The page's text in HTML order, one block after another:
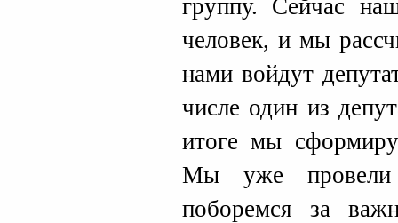
группу. Сейчас
человек, и мы
нами войдут
числе один из
итоге мы
Мы уже провели
поборемся за